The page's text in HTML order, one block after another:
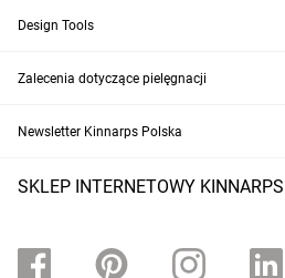
Design Tools
Zalecenia dotyczące pielęgnacji
Newsletter Kinnarps Polska
SKLEP INTERNETOWY KINNARPS